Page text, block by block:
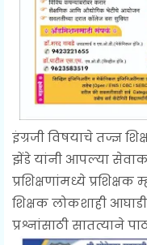
इंग्रजी विषयाचे तज्ज्ञ
झेंडे यांनी आपल्या
प्रशिक्षणांमध्ये
शिक्षक लोकशाही
प्रश्नांसाठी सातत्याने